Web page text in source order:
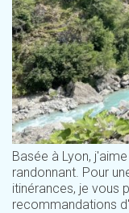
Basée à Lyon,
randonnant. Pour
itinérances, je vous
recommandations